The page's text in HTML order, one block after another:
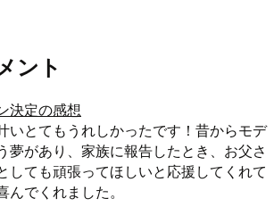
ント
決定の感想
いとてもうれしかったです！昔からモデ
夢があり、家族に報告したとき、お父さ
しても頑張ってほしいと応援してくれて
でくれました。